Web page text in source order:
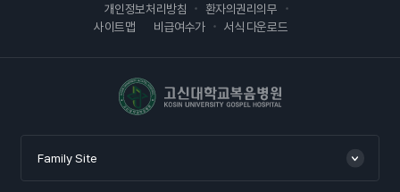
개인정보처리방침
환자의권리의무
사이트맵
비급여수가 서식 다운로드
Family Site